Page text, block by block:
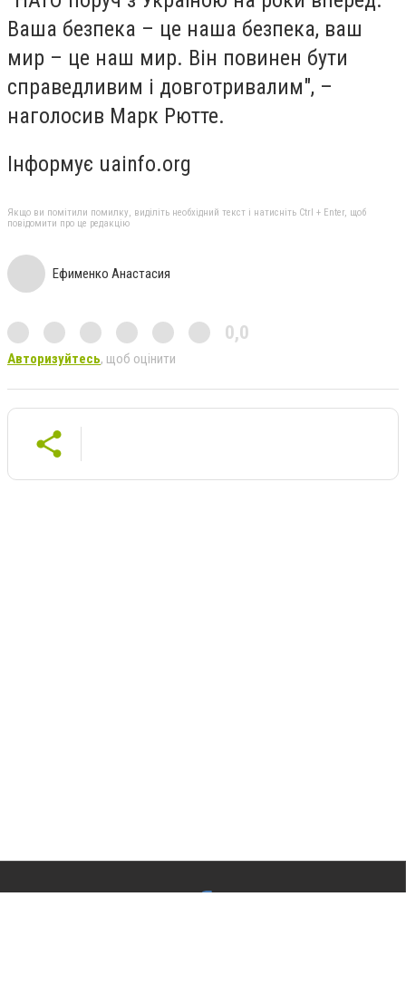
Ваша безпека – це наша безпека, ваш
мир – це наш мир. Він повинен бути
справедливим і довготривалим", –
наголосив Марк Рютте.
Інформує uainfo.org
Якщо ви помітили помилку, виділіть необхідний текст і натисніть Ctrl + Enter, щоб
повідомити про це редакцію
Ефименко Анастасия
0,0
Авторизуйтесь, щоб оцінити